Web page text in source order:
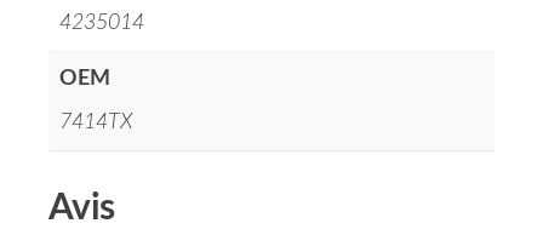
4235014
OEM
7414TX
Avis